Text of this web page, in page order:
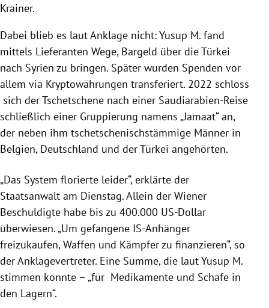
Krainer.
Dabei blieb es laut Anklage nicht: Yusup M. fand
mittels Lieferanten Wege, Bargeld über die Türkei
nach Syrien zu bringen. Später wurden Spenden vor
allem via Kryptowährungen transferiert. 2022 schloss
sich der Tschetschene nach einer Saudiarabien-Reise
schließlich einer Gruppierung namens „Jamaat“ an,
der neben ihm tschetschenischstämmige Männer in
Belgien, Deutschland und der Türkei angehörten.
„Das System florierte leider“, erklärte der
Staatsanwalt am Dienstag. Allein der Wiener
Beschuldigte habe bis zu 400.000 US-Dollar
überwiesen. „Um gefangene IS-Anhänger
freizukaufen, Waffen und Kämpfer zu finanzieren“, so
der Anklagevertreter. Eine Summe, die laut Yusup M.
stimmen könnte – „für Medikamente und Schafe in
den Lagern“.